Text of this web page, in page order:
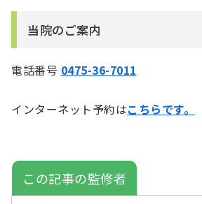
当院のご案内
電話番号 0475-36-7011
インターネット予約はこちらです。
この記事の監修者